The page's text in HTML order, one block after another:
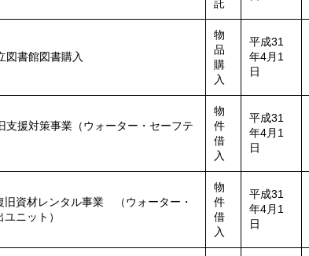
託
書館図書購入
物
品
購
入
平成31
年4月1
日
援対策事業（ウォーター・セーフテ
物
件
借
入
平成31
年4月1
日
資材レンタル事業 （ウォーター・
ニット）
物
件
借
入
平成31
年4月1
日